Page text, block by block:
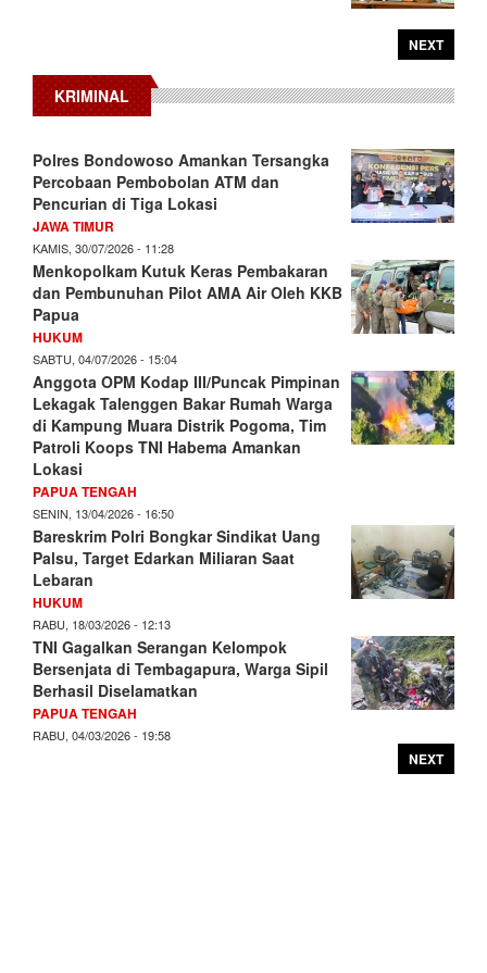
NEXT
KRIMINAL
Polres Bondowoso Amankan Tersangka
Percobaan Pembobolan ATM dan
Pencurian di Tiga Lokasi
JAWA TIMUR
KAMIS, 30/07/2026 - 11:28
Menkopolkam Kutuk Keras Pembakaran
dan Pembunuhan Pilot AMA Air Oleh KKB
Papua
HUKUM
SABTU, 04/07/2026 - 15:04
Anggota OPM Kodap III/Puncak Pimpinan
Lekagak Talenggen Bakar Rumah Warga
di Kampung Muara Distrik Pogoma, Tim
Patroli Koops TNI Habema Amankan
Lokasi
PAPUA TENGAH
SENIN, 13/04/2026 - 16:50
Bareskrim Polri Bongkar Sindikat Uang
Palsu, Target Edarkan Miliaran Saat
Lebaran
HUKUM
RABU, 18/03/2026 - 12:13
TNI Gagalkan Serangan Kelompok
Bersenjata di Tembagapura, Warga Sipil
Berhasil Diselamatkan
PAPUA TENGAH
RABU, 04/03/2026 - 19:58
NEXT